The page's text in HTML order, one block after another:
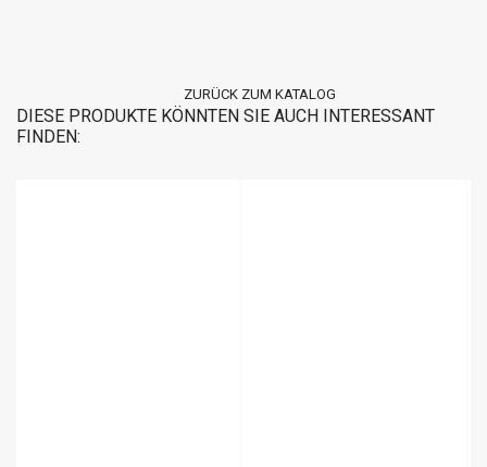
DIESE PRODUKTE KÖNNTEN SIE AUCH INTERESSANT
FINDEN:
ZURÜCK ZUM KATALOG